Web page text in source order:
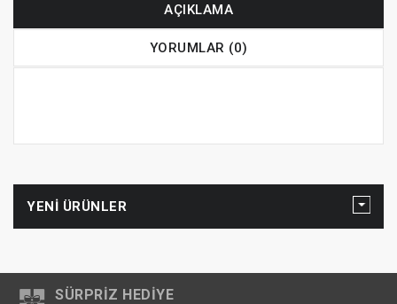
AÇIKLAMA
YORUMLAR (0)
YENI ÜRÜNLER
SÜRPRIZ HEDIYE